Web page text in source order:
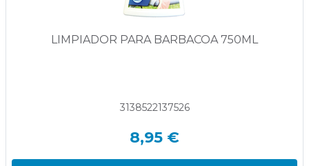
LIMPIADOR PARA BARBACOA 750ML
3138522137526
8,95 €